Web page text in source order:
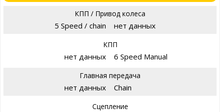
КПП / Привод колеса
5 Speed / chain нет данных
КПП
нет данных 6 Speed Manual
Главная передача
нет данных Chain
Сцепление